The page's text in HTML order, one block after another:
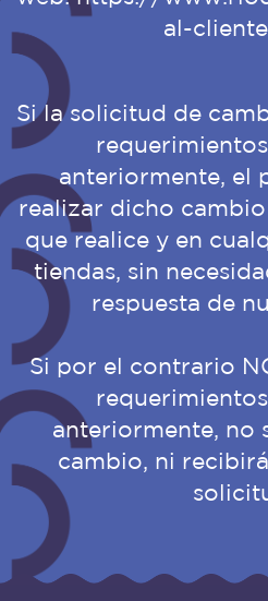
al-
Si la solicitud de
anteriormente, el
realizar dicho
que realice y en
tiendas, sin
respuesta de
Si por el contrario
anteriormente, no
cambio, ni